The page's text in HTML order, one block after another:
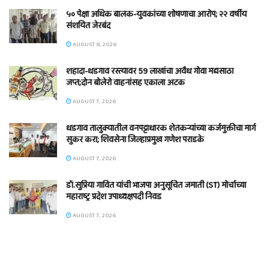
५० पेक्षा अधिक बालक-युवकांच्या शोषणाचा आरोप; २२ वर्षीय
संशयित जेरबंद
AUGUST 8, 2026
शहादा-धडगाव रस्त्यावर 59 लाखांचा अवैध गोवा मद्यसाठा
जप्त;दोन बोलेरो वाहनांसह एकाला अटक
AUGUST 7, 2026
धडगाव तालुक्यातील वनपट्टाधारक शेतकऱ्यांच्या कर्जमुक्तीचा मार्ग
सुकर करा; शिवसेना जिल्हाप्रमुख गणेश पराडके
AUGUST 7, 2026
डॉ.सुप्रिया गावित यांची भाजपा अनुसूचित जमाती (ST) मोर्चाच्या
महाराष्ट्र प्रदेश उपाध्यक्षपदी निवड
AUGUST 7, 2026